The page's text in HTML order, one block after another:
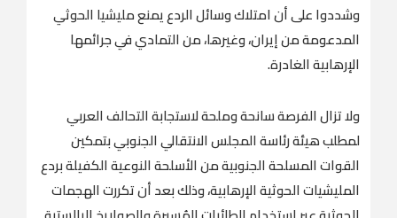
وشددوا على أن امتلاك وسائل الردع يمنع مليشيا الحوثي
المدعومة من إيران، وغيرها، من التمادي في جرائمها
الإرهابية الغادرة.
ولا تزال الفرصة سانحة وملحة لاستجابة التحالف العربي
لمطلب هيئة رئاسة المجلس الانتقالي الجنوبي بتمكين
القوات المسلحة الجنوبية من الأسلحة النوعية الكفيلة بردع
المليشيات الحوثية الإرهابية، وذلك بعد أن تكررت الهجمات